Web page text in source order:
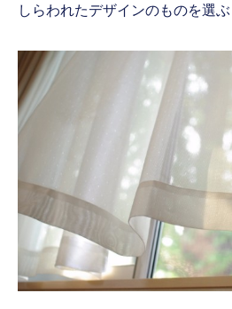
しらわれたデザインのものを選ぶ